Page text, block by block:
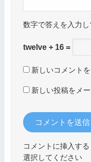
数字で答えを入力
twelve + 16 =
新しいコメント
新しい投稿をメ
コメントに挿入す
選択してください